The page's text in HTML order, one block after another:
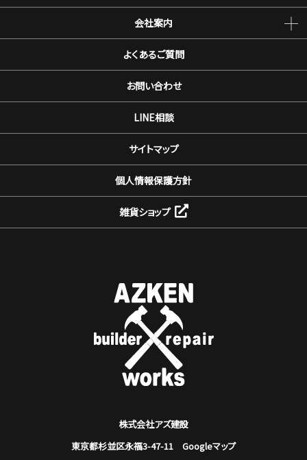
会社案内
よくあるご質問
お問い合わせ
LINE相談
サイトマップ
個人情報保護方針
雑貨ショップ
株式会社アズ建設
東京都杉並区永福3-47-11 Googleマップ